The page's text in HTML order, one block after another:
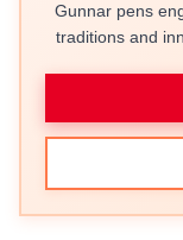
Gunnar pens
traditions and